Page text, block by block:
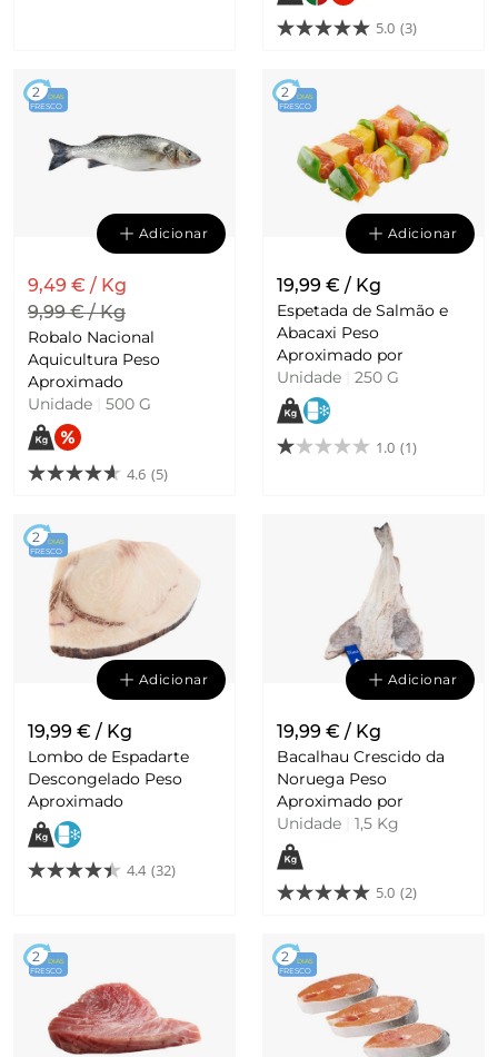
5.0 (3)
2 DIAS
FRESCO
Adicionar
9,49 € / Kg
9,99 € / Kg
Robalo Nacional
Aquicultura Peso
Aproximado
Unidade
500 G
4.6 (5)
2 DIAS
FRESCO
Adicionar
19,99 € / Kg
Espetada de Salmão e
Abacaxi Peso
Aproximado por
Unidade
250 G
1.0 (1)
2 DIAS
FRESCO
Adicionar
19,99 € / Kg
Lombo de Espadarte
Descongelado Peso
Aproximado
4.4 (32)
Adicionar
19,99 € / Kg
Bacalhau Crescido da
Noruega Peso
Aproximado por
Unidade
1,5 Kg
5.0 (2)
2 DIAS
FRESCO
2 DIAS
FRESCO